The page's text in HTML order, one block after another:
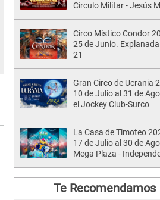
Círculo Militar - Jesús
Circo Místico Condor
25 de Junio.
21
Gran Circo de Ucrania
10 de Julio al 31 de
el Jockey Club-Surco
La Casa de Timoteo
17 de Julio al 30 de
Mega Plaza -
Te Recomendamos